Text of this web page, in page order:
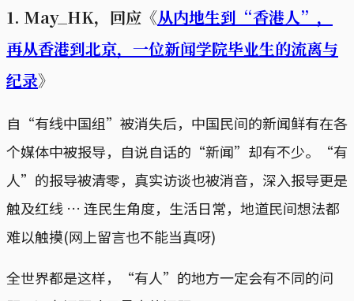
1. May_HK，回应《从内地生到“香港人”，
再从香港到北京，一位新闻学院毕业生的流离与
纪录》
自“有线中国组”被消失后，中国民间的新闻鲜有在各
个媒体中被报导，自说自话的“新闻”却有不少。“有
人”的报导被清零，真实访谈也被消音，深入报导更是
触及红线 … 连民生角度，生活日常，地道民间想法都
难以触摸(网上留言也不能当真呀)
全世界都是这样，“有人”的地方一定会有不同的问